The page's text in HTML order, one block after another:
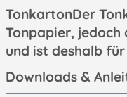
TonkartonDer
Tonpapier,
und ist deshalb
Downloads &